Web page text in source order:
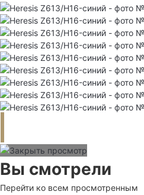
Вы смотрели
Перейти ко всем просмотренным